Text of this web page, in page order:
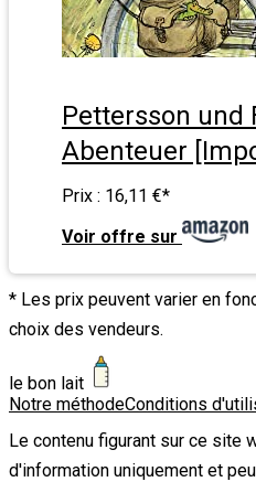
Pettersson und
Abenteuer
Prix : 16,11 €*
Voir offre sur
* Les prix peuvent varier en
choix des vendeurs.
le bon lait
Notre méthodeConditions
Le contenu figurant sur ce site
d'information uniquement et